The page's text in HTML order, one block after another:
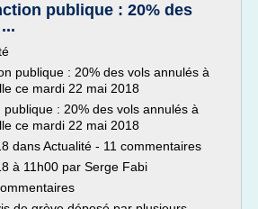
publique : 20% des
publique : 20% des vols annulés à
ce mardi 22 mai 2018
: 20% des vols annulés à
ce mardi 22 mai 2018
dans Actualité - 11 commentaires
à 11h00 par Serge Fabi